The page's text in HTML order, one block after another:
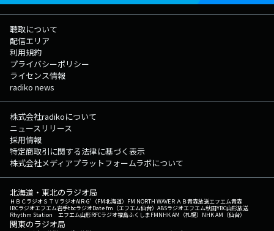
聴取について
配信エリア
利用規約
プライバシーポリシー
ライセンス情報
radiko news
株式会社radikoについて
ニュースリリース
採用情報
特定商取引に関する法律に基づく表示
株式会社メディアプラットフォームラボについて
北海道・東北のラジオ局
ＨＢＣラジオＳＴＶラジオAIR-G'（FM北海道） FM NORTH WAVEＲＡＢ青森放送エフエム青森
IBCラジオエフエム岩手tbcラジオDate fm（エフエム仙台） ABSラジオエフエム秋田YBC山形放送
Rhythm Station エフエム山形RFCラジオ福島ふくしまFMNHK AM（札幌） NHK AM（仙台）
関東のラジオ局